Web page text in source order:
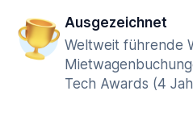
Ausgezeichnet
Weltweit führende
Tech Awards (4